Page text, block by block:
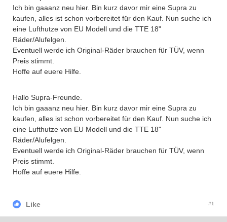
Ich bin gaaanz neu hier. Bin kurz davor mir eine Supra zu
kaufen, alles ist schon vorbereitet für den Kauf. Nun suche ich
eine Lufthutze von EU Modell und die TTE 18"
Räder/Alufelgen.
Eventuell werde ich Original-Räder brauchen für TÜV, wenn
Preis stimmt.
Hoffe auf euere Hilfe.
Hallo Supra-Freunde.
Ich bin gaaanz neu hier. Bin kurz davor mir eine Supra zu
kaufen, alles ist schon vorbereitet für den Kauf. Nun suche ich
eine Lufthutze von EU Modell und die TTE 18"
Räder/Alufelgen.
Eventuell werde ich Original-Räder brauchen für TÜV, wenn
Preis stimmt.
Hoffe auf euere Hilfe.
Like #1